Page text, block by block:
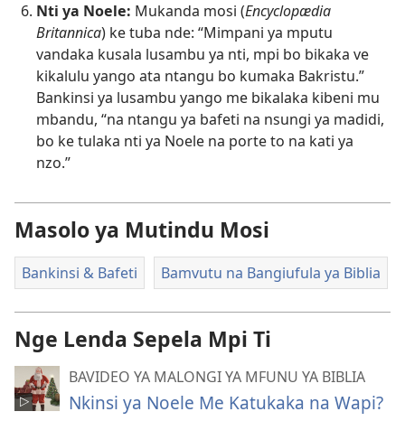
Nti ya Noele: Mukanda mosi (Encyclopædia
Britannica) ke tuba nde: “Mimpani ya mputu
vandaka kusala lusambu ya nti, mpi bo bikaka ve
kikalulu yango ata ntangu bo kumaka Bakristu.”
Bankinsi ya lusambu yango me bikalaka kibeni mu
mbandu, “na ntangu ya bafeti na nsungi ya madidi,
bo ke tulaka nti ya Noele na porte to na kati ya
nzo.”
Masolo ya Mutindu Mosi
Bankinsi & Bafeti Bamvutu na Bangiufula ya Biblia
Nge Lenda Sepela Mpi Ti
BAVIDEO YA MALONGI YA MFUNU YA BIBLIA
Nkinsi ya Noele Me Katukaka na Wapi?